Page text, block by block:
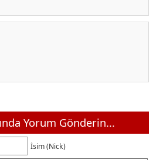
Yorum Gönderin...
İsim (Nick)